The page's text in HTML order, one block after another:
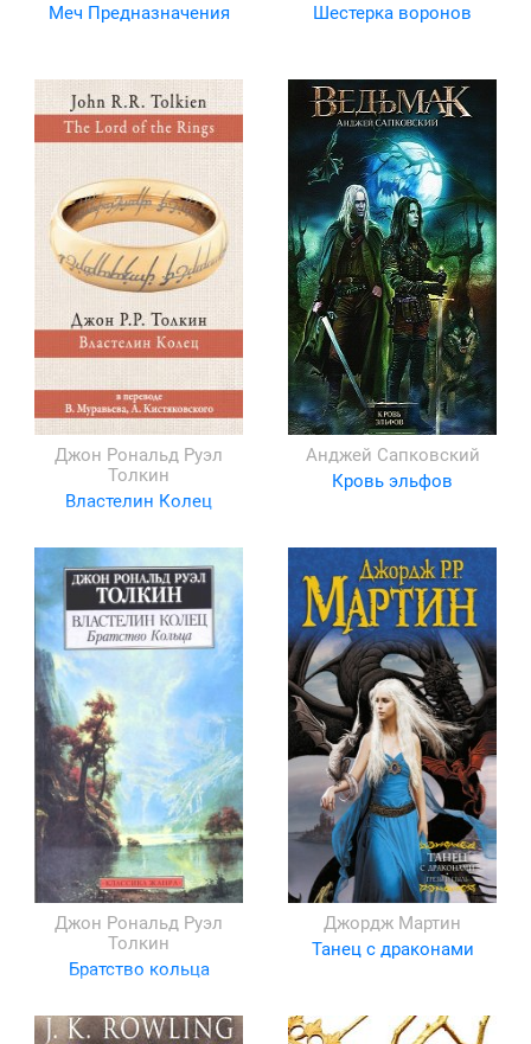
Меч Предназначения
Шестерка воронов
Джон Рональд Руэл
Толкин
Властелин Колец
Анджей Сапковский
Кровь эльфов
Джон Рональд Руэл
Толкин
Братство кольца
Джордж Мартин
Танец с драконами